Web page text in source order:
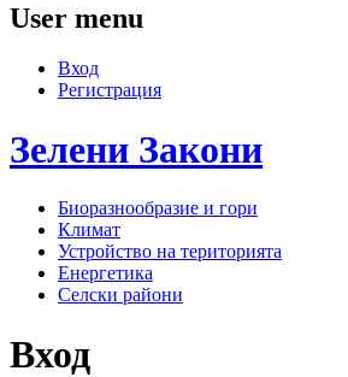
User menu
Вход
Регистрация
Зелени Закони
Биоразнообразие и гори
Климат
Устройство на територията
Енергетика
Селски райони
Вход